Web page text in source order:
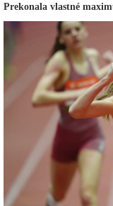
Prekonala vlastné